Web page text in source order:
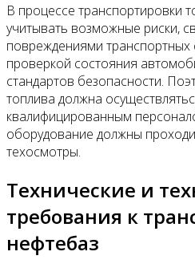
В процессе транспортировки
учитывать возможные риски,
повреждениями транспортных
проверкой состояния
стандартов безопасности.
топлива должна
квалифицированным
оборудование должны
техосмотры.
Технические и
требования к
нефтебаз